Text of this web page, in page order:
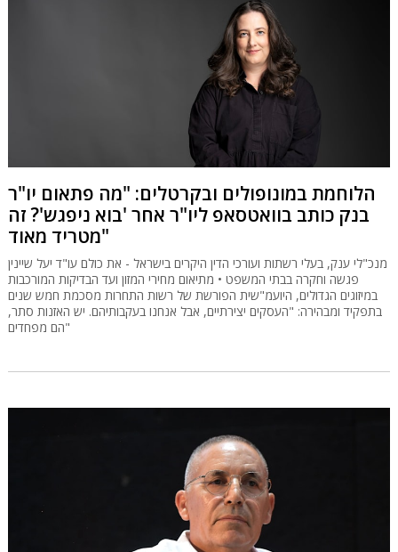
הלוחמת במונופולים ובקרטלים: "מה פתאום יו"ר
בנק כותב בוואטסאפ ליו"ר אחר 'בוא ניפגש'? זה
מטריד מאוד"
מנכ"לי ענק, בעלי רשתות ועורכי הדין היקרים בישראל - את כולם עו"ד יעל שיינין
פגשה וחקרה בבתי המשפט • מתיאום מחירי המזון ועד הבדיקות המורכבות
במיזוגים הגדולים, היועמ"שית הפורשת של רשות התחרות מסכמת חמש שנים
בתפקיד ומבהירה: "העסקים יצירתיים, אבל אנחנו בעקבותיהם. יש האזנות סתר,
הם מפחדים"